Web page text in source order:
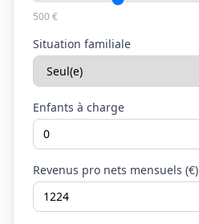
500 €
Situation familiale
Enfants à charge
Revenus pro nets mensuels (€)